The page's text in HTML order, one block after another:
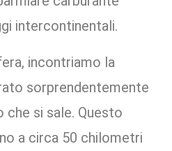
intercontinentali.
incontriamo la
sorprendentemente
che si sale. Questo
a circa 50 chilometri